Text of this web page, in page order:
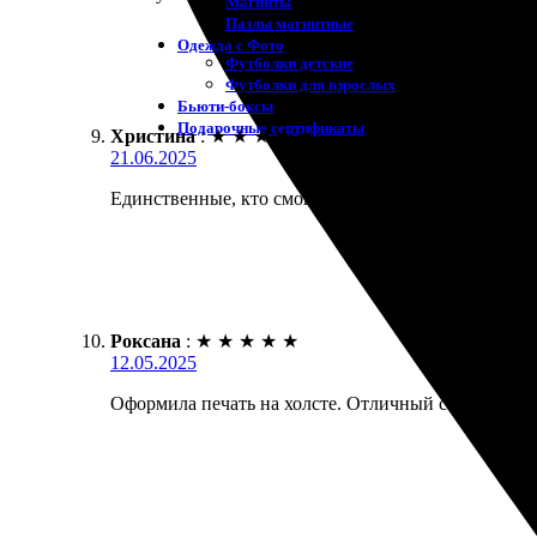
Пазлы магнитные
Одежда с Фото
Футболки детские
Футболки для взрослых
Бьюти-боксы
Подарочные сертификаты
Христина : ★ ★ ★ ★ ★
21.06.2025
Единственные, кто смогли воплотить мои идеи в
Роксана : ★ ★ ★ ★ ★
12.05.2025
Оформила печать на холсте. Отличный сервис,